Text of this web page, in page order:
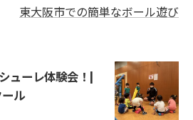
東大阪市での簡単なボール遊び
ューレ体験会！|
ル